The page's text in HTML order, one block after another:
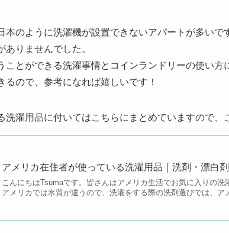
本のように洗濯機が設置できないアパートが多いで
ありませんでした。
ことができる洗濯事情とコインランドリーの使い方
ので、参考になれば嬉しいです！
洗濯用品に付いてはこちらにまとめていますので、
アメリカ在住者が使っている洗濯用品｜洗剤・漂白
こんにちはTsumaです。皆さんはアメリカ生活でお気に入りの洗
アメリカでは水質が違うので、洗濯をする際の洗剤選びでは、